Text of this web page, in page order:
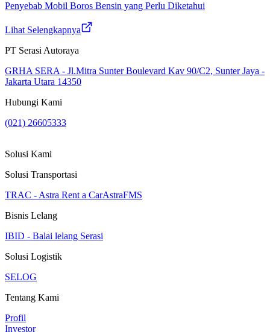
Penyebab Mobil Boros Bensin yang Perlu Diketahui
Lihat Selengkapnya
PT Serasi Autoraya
GRHA SERA - Jl.Mitra Sunter Boulevard Kav 90/C2, Sunter Jaya -
Jakarta Utara 14350
Hubungi Kami
(021) 26605333
Solusi Kami
Solusi Transportasi
TRAC - Astra Rent a CarAstraFMS
Bisnis Lelang
IBID - Balai lelang Serasi
Solusi Logistik
SELOG
Tentang Kami
Profil
Investor